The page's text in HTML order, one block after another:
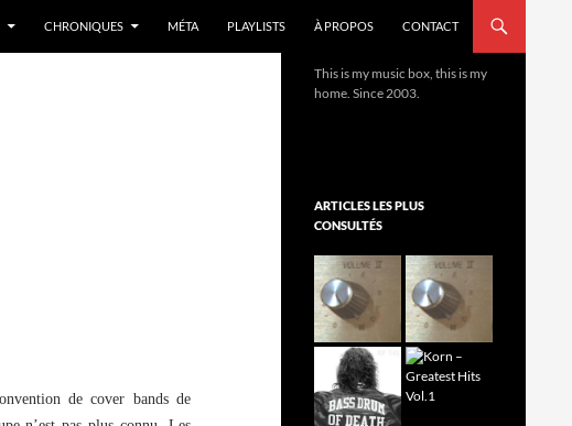
CHRONIQUES MÉTA PLAYLISTS À PROPOS CONTACT
de cover bands de
This is my music box, this is my
home. Since 2003.
ARTICLES LES PLUS
CONSULTÉS